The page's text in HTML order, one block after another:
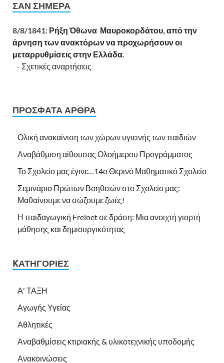
ΣΑΝ ΣΉΜΕΡΑ
8/8/1841: Ρήξη Όθωνα  Μαυροκορδάτου, από την
άρνηση των ανακτόρων να προχωρήσουν οι
μεταρρυθμίσεις στην Ελλάδα.
- Σχετικές αναρτήσεις
ΠΡΌΣΦΑΤΑ ΆΡΘΡΑ
Ολική ανακαίνιση των χώρων υγιεινής των παιδιών
Αναβάθμιση αίθουσας Ολοήμερου Προγράμματος
Το Σχολείο μας έγινε…14ο Θερινό Μαθηματικό Σχολείο
Σεμινάριο Πρώτων Βοηθειών στο Σχολείο μας:
Μαθαίνουμε να σώζουμε ζωές!
Η παιδαγωγική Freinet σε δράση: Μια ανοιχτή γιορτή
μάθησης και δημιουργικότητας
KΑΤΗΓΟΡΊΕΣ
Α' ΤΑΞΗ
Αγωγής Υγείας
Αθλητικές
Αναβαθμίσεις κτιριακής & υλικοτεχνικής υποδομής
Ανακοινώσεις